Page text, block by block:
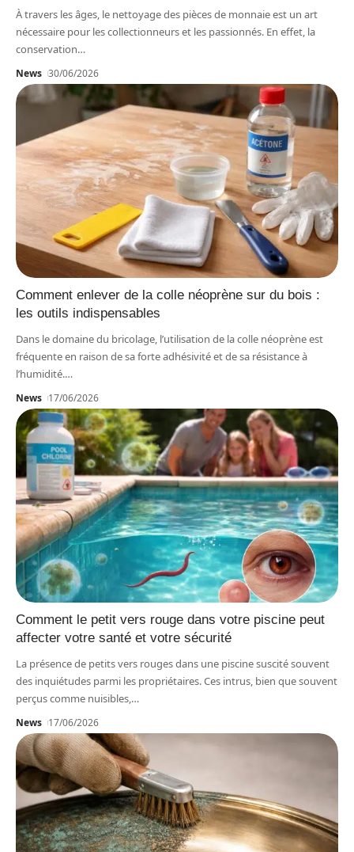
À travers les âges, le nettoyage des pièces de monnaie est un art
nécessaire pour les collectionneurs et les passionnés. En effet, la
conservation…
News 30/06/2026
Comment enlever de la colle néoprène sur du bois :
les outils indispensables
Dans le domaine du bricolage, l’utilisation de la colle néoprène est
fréquente en raison de sa forte adhésivité et de sa résistance à
l’humidité.…
News 17/06/2026
Comment le petit vers rouge dans votre piscine peut
affecter votre santé et votre sécurité
La présence de petits vers rouges dans une piscine suscité souvent
des inquiétudes parmi les propriétaires. Ces intrus, bien que souvent
perçus comme nuisibles,…
News 17/06/2026